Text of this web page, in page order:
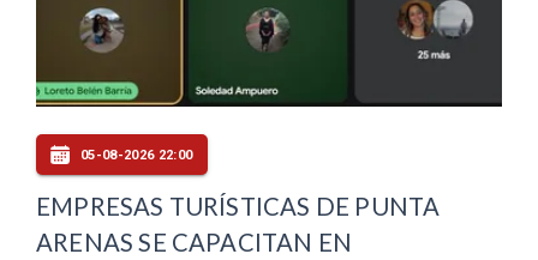
05-08-2026 22:00
EMPRESAS TURÍSTICAS DE PUNTA
ARENAS SE CAPACITAN EN